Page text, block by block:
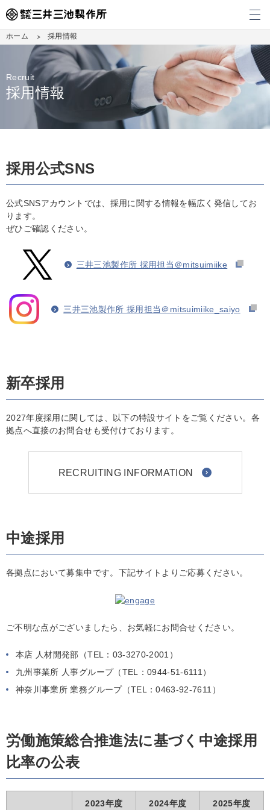
ホーム 採用情報
Recruit
採用情報
採用公式SNS
公式SNSアカウントでは、採用に関する情報を幅広く発信してお
ります。
ぜひご確認ください。
三井三池製作所 採用担当＠mitsuimiike
三井三池製作所 採用担当＠mitsuimiike_saiyo
新卒採用
2027年度採用に関しては、以下の特設サイトをご覧ください。各
拠点へ直接のお問合せも受付けております。
RECRUITING INFORMATION
中途採用
各拠点において募集中です。下記サイトよりご応募ください。
ご不明な点がございましたら、お気軽にお問合せください。
本店 人材開発部（TEL：03-3270-2001）
九州事業所 人事グループ（TEL：0944-51-6111）
神奈川事業所 業務グループ（TEL：0463-92-7611）
労働施策総合推進法に基づく中途採用
比率の公表
2023年度 2024年度 2025年度